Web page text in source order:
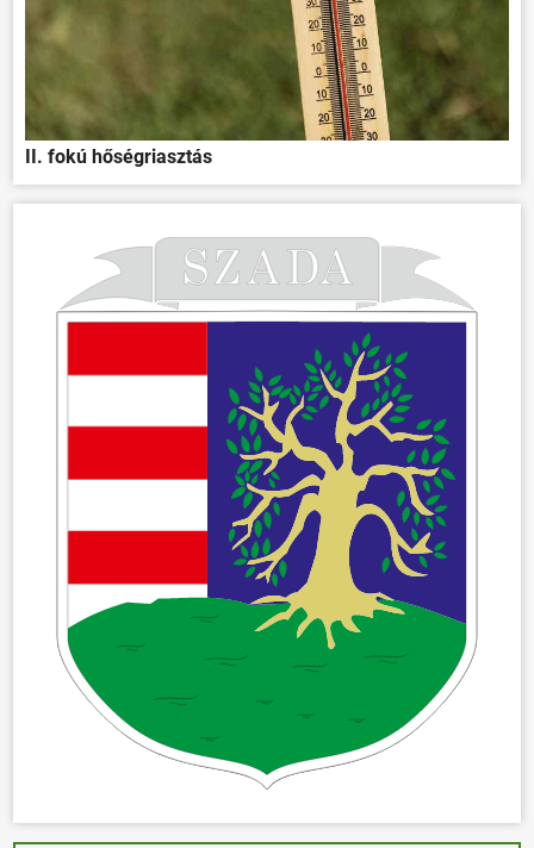
II. fokú hőségriasztás